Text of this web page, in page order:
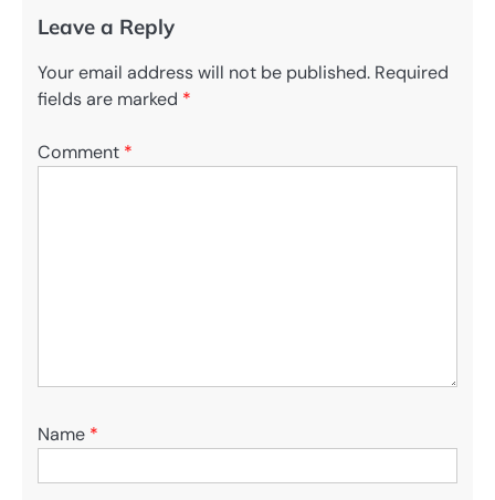
Leave a Reply
Your email address will not be published. Required
fields are marked *
Comment *
Name *